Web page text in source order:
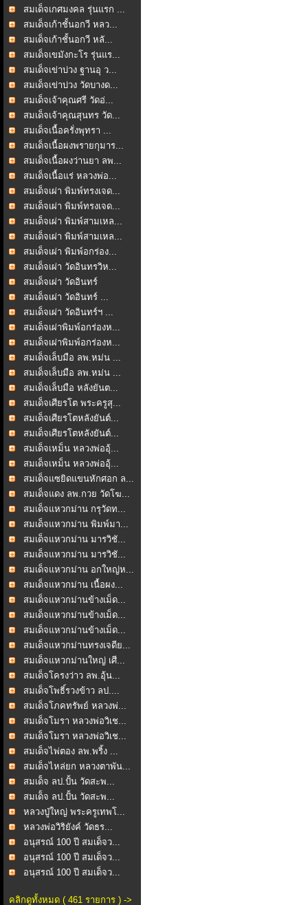
สมเด็จเกศมงคล รุ่นแรก ...
สมเด็จเก้าชั้นอกวี หลว...
สมเด็จเก้าชั้นอกวี หลั...
สมเด็จเขมังกะโร รุ่นแร...
สมเด็จเข่าบ่วง ฐานอุ ว...
สมเด็จเข่าบ่วง วัดบางด...
สมเด็จเจ้าคุณศรี วัดอ่...
สมเด็จเจ้าคุณสุนทร วัด...
สมเด็จเนื้อครั่งพุทรา ...
สมเด็จเนื้อผงพรายกุมาร...
สมเด็จเนื้อผงว่านยา ลพ...
สมเด็จเนื้อแร่ หลวงพ่อ...
สมเด็จเผ่า พิมพ์ทรงเจด...
สมเด็จเผ่า พิมพ์ทรงเจด...
สมเด็จเผ่า พิมพ์สามเหล...
สมเด็จเผ่า พิมพ์สามเหล...
สมเด็จเผ่า พิมพ์อกร่อง...
สมเด็จเผ่า วัดอินทรวิห...
สมเด็จเผ่า วัดอินทร์
สมเด็จเผ่า วัดอินทร์ ...
สมเด็จเผ่า วัดอินทร์ฯ ...
สมเด็จเผ่าพิมพ์อกร่องห...
สมเด็จเผ่าพิมพ์อกร่องห...
สมเด็จเล็บมือ ลพ.หม่น ...
สมเด็จเล็บมือ ลพ.หม่น ...
สมเด็จเล็บมือ หลังยันต...
สมเด็จเศียรโต พระครูสุ...
สมเด็จเศียรโตหลังยันต์...
สมเด็จเศียรโตหลังยันต์...
สมเด็จเหม็น หลวงพ่ออุ้...
สมเด็จเหม็น หลวงพ่ออุ้...
สมเด็จแซยิดแขนหักศอก ล...
สมเด็จแดง ลพ.กวย วัดโฆ...
สมเด็จแหวกม่าน กรุวัดท...
สมเด็จแหวกม่าน พิมพ์มา...
สมเด็จแหวกม่าน มารวิชั...
สมเด็จแหวกม่าน มารวิชั...
สมเด็จแหวกม่าน อกใหญ่ห...
สมเด็จแหวกม่าน เนื้อผง...
สมเด็จแหวกม่านข้างเม็ด...
สมเด็จแหวกม่านข้างเม็ด...
สมเด็จแหวกม่านข้างเม็ด...
สมเด็จแหวกม่านทรงเจดีย...
สมเด็จแหวกม่านใหญ่ เศี...
สมเด็จโครงว่าว ลพ.อุ้น...
สมเด็จโพธิ์รวงข้าว ลป....
สมเด็จโภคทรัพย์ หลวงพ่...
สมเด็จโมรา หลวงพ่อวิเช...
สมเด็จโมรา หลวงพ่อวิเช...
สมเด็จไพ่ตอง ลพ.พริ้ง ...
สมเด็จไหล่ยก หลวงตาพัน...
สมเด็ํจ ลป.ปั้น วัดสะพ...
สมเด็ํจ ลป.ปั้น วัดสะพ...
หลวงปู่ใหญ่ พระครูเทพโ...
หลวงพ่อวิริยังค์ วัดธร...
อนุสรณ์ 100 ปี สมเด็จว...
อนุสรณ์ 100 ปี สมเด็จว...
อนุสรณ์ 100 ปี สมเด็จว...
คลิกดูทั้งหมด ( 461 รายการ ) ->